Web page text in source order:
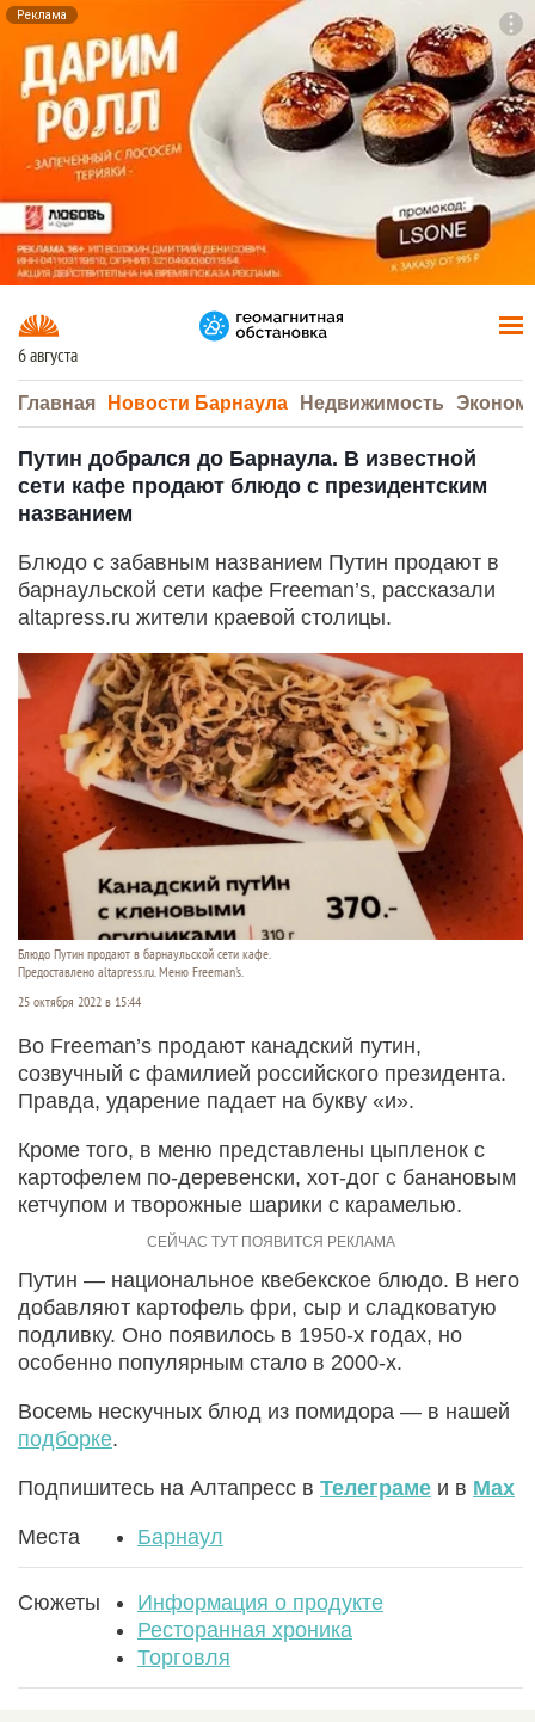
Реклама
6 августа
Главная Новости Барнаула Недвижимость
Путин добрался до Барнаула. В известной
сети кафе продают блюдо с президентским
названием
Блюдо с забавным названием Путин продают в
барнаульской сети кафе Freeman’s, рассказали
altapress.ru жители краевой столицы.
Блюдо Путин продают в барнаульской сети кафе.
Предоставлено altapress.ru. Меню Freeman's.
25 октября 2022 в 15:44
Во Freeman’s продают канадский путин,
созвучный с фамилией российского президента.
Правда, ударение падает на букву «и».
Кроме того, в меню представлены цыпленок с
картофелем по-деревенски, хот-дог с банановым
кетчупом и творожные шарики с карамелью.
Путин — национальное квебекское блюдо. В него
добавляют картофель фри, сыр и сладковатую
подливку. Оно появилось в 1950-х годах, но
особенно популярным стало в 2000-х.
Восемь нескучных блюд из помидора — в нашей
подборке.
Подпишитесь на Алтапресс в Телеграме и в Max
Места Барнаул
Сюжеты
Информация о продукте
Ресторанная хроника
Торговля